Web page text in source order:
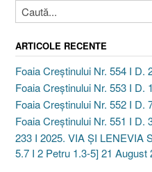
ARTICOLE RECENTE
Foaia Creștinului Nr. 554 I D.
Foaia Creștinului Nr. 553 I D.
Foaia Creștinului Nr. 552 I D.
Foaia Creștinului Nr. 551 I D.
233 I 2025. VIA ȘI LENEVIA
5.7 I 2 Petru 1.3-5] 21 August